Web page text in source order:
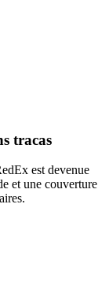
tracas
est devenue
et une couverture